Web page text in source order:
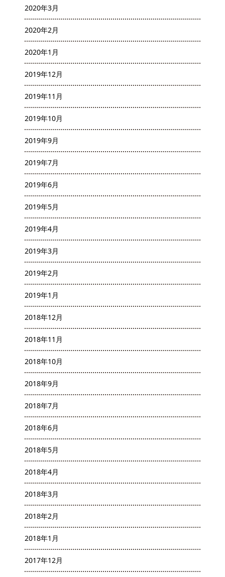
2020年3月
2020年2月
2020年1月
2019年12月
2019年11月
2019年10月
2019年9月
2019年7月
2019年6月
2019年5月
2019年4月
2019年3月
2019年2月
2019年1月
2018年12月
2018年11月
2018年10月
2018年9月
2018年7月
2018年6月
2018年5月
2018年4月
2018年3月
2018年2月
2018年1月
2017年12月